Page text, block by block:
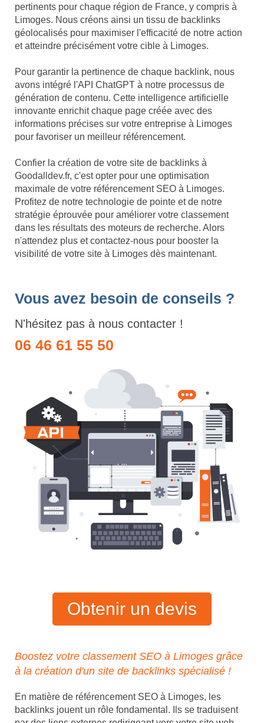
pertinents pour chaque région de France, y compris à
Limoges. Nous créons ainsi un tissu de backlinks
géolocalisés pour maximiser l'efficacité de notre action
et atteindre précisément votre cible à Limoges.
Pour garantir la pertinence de chaque backlink, nous
avons intégré l'API ChatGPT à notre processus de
génération de contenu. Cette intelligence artificielle
innovante enrichit chaque page créée avec des
informations précises sur votre entreprise à Limoges
pour favoriser un meilleur référencement.
Confier la création de votre site de backlinks à
Goodalldev.fr, c'est opter pour une optimisation
maximale de votre référencement SEO à Limoges.
Profitez de notre technologie de pointe et de notre
stratégie éprouvée pour améliorer votre classement
dans les résultats des moteurs de recherche. Alors
n'attendez plus et contactez-nous pour booster la
visibilité de votre site à Limoges dès maintenant.
Vous avez besoin de conseils ?
N'hésitez pas à nous contacter !
06 46 61 55 50
Obtenir un devis
Boostez votre classement SEO à Limoges grâce
à la création d'un site de backlinks spécialisé !
En matière de référencement SEO à Limoges, les
backlinks jouent un rôle fondamental. Ils se traduisent